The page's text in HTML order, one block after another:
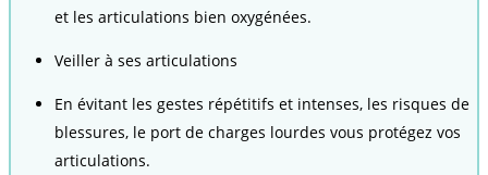
et les articulations bien oxygénées.
Veiller à ses articulations
En évitant les gestes répétitifs et intenses, les risques de
blessures, le port de charges lourdes vous protégez vos
articulations.